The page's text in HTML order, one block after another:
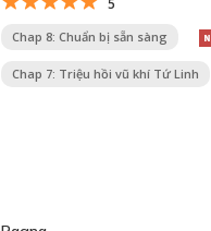
5
Chap 8: Chuẩn bị sẵn sàng
Chap 7: Triệu hồi vũ khí Tứ Linh